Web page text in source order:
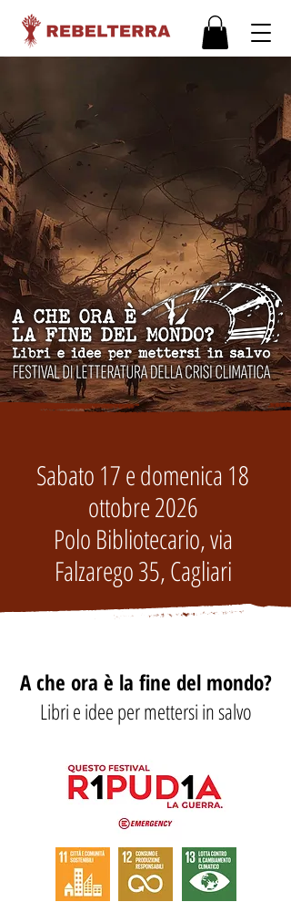
Sabato 17 e domenica 18
ottobre 2026
Polo Bibliotecario, via
Falzarego 35, Cagliari
A che ora è la fine del mondo?
Libri e idee per mettersi in salvo